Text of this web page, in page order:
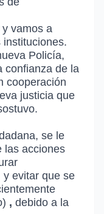
vamos a
instituciones.
Policía,
confianza de la
cooperación
justicia que
se le
las acciones
y evitar que se
, debido a la